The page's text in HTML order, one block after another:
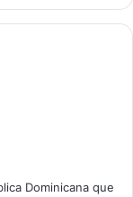
Dominicana que